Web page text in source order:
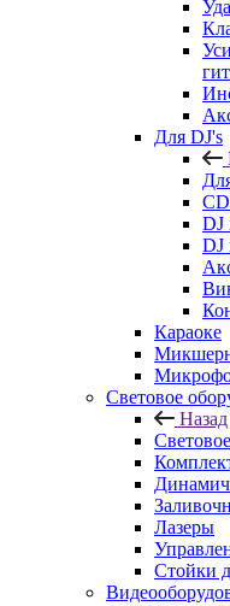
Для DJ's
DJ
DJ
Караоке
Световое
Назад
Лазеры
Стойки